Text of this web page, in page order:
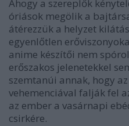
Ahogy a szereplők
óriások megölik a
átérezzük a helyzet
egyenlőtlen
anime készítői nem
erőszakos jelenetekkel
szemtanúi annak, hogy
vehemenciával falják fel
az ember a vasárnapi
csirkére.